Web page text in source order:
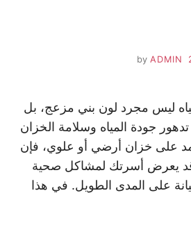
ADMIN
ليس مجرد لون بني مزعج، بل
جودة المياه وسلامة الخزان
على خزان أرضي أو علوي، فإن
يعرض أسرتك لمشاكل صحية
على المدى الطويل. في هذا